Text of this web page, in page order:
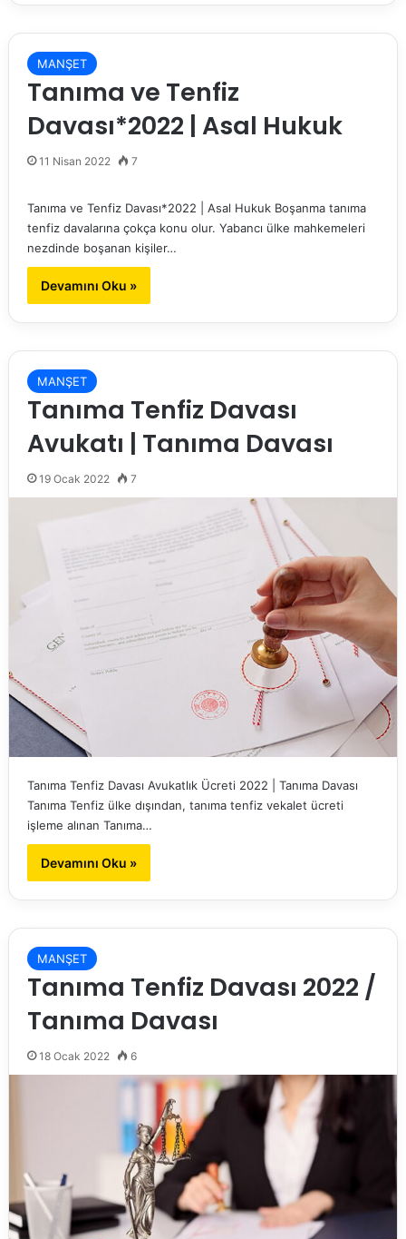
MANŞET
Tanıma ve Tenfiz
Davası*2022 | Asal Hukuk
11 Nisan 2022 7
Tanıma ve Tenfiz Davası*2022 | Asal Hukuk Boşanma tanıma
tenfiz davalarına çokça konu olur. Yabancı ülke mahkemeleri
nezdinde boşanan kişiler…
Devamını Oku »
MANŞET
Tanıma Tenfiz Davası
Avukatı | Tanıma Davası
19 Ocak 2022 7
Tanıma Tenfiz Davası Avukatlık Ücreti 2022 | Tanıma Davası
Tanıma Tenfiz ülke dışından, tanıma tenfiz vekalet ücreti
işleme alınan Tanıma…
Devamını Oku »
MANŞET
Tanıma Tenfiz Davası 2022 /
Tanıma Davası
18 Ocak 2022 6